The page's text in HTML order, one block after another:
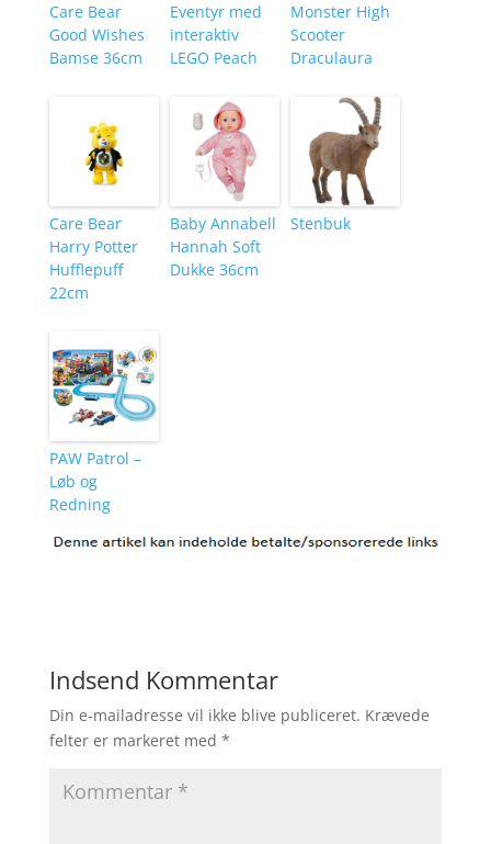
Care Bear
Good Wishes
Bamse 36cm
Eventyr med
interaktiv
LEGO Peach
Monster High
Scooter
Draculaura
Care Bear
Harry Potter
Hufflepuff
22cm
Baby Annabell
Hannah Soft
Dukke 36cm
Stenbuk
PAW Patrol –
Løb og
Redning
Indsend Kommentar
Din e-mailadresse vil ikke blive publiceret. Krævede
felter er markeret med *